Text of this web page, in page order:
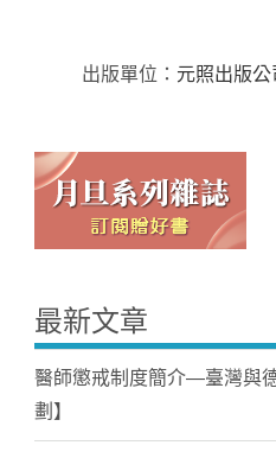
出版單位： 元照出版公
最新文章
醫師懲戒制度簡介—臺灣與
劃】